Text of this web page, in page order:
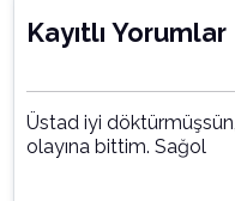
Kayıtlı Yorumlar
Üstad iyi
olayına bittim. Sağol